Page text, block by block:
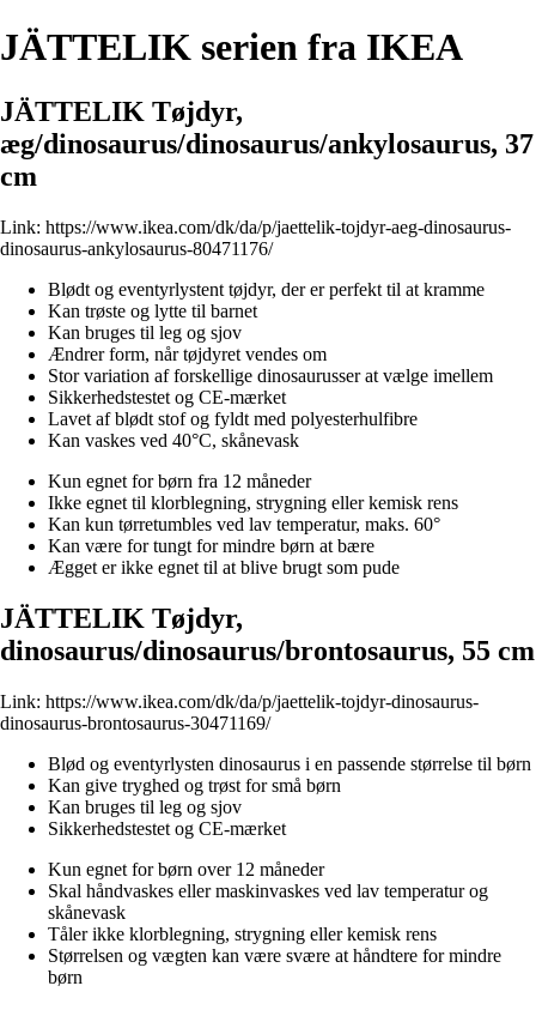
JÄTTELIK serien fra IKEA
JÄTTELIK Tøjdyr,
æg/dinosaurus/dinosaurus/ankylosaurus, 37
cm
Link: https://www.ikea.com/dk/da/p/jaettelik-tojdyr-aeg-dinosaurus-
dinosaurus-ankylosaurus-80471176/
Blødt og eventyrlystent tøjdyr, der er perfekt til at kramme
Kan trøste og lytte til barnet
Kan bruges til leg og sjov
Ændrer form, når tøjdyret vendes om
Stor variation af forskellige dinosaurusser at vælge imellem
Sikkerhedstestet og CE-mærket
Lavet af blødt stof og fyldt med polyesterhulfibre
Kan vaskes ved 40°C, skånevask
Kun egnet for børn fra 12 måneder
Ikke egnet til klorblegning, strygning eller kemisk rens
Kan kun tørretumbles ved lav temperatur, maks. 60°
Kan være for tungt for mindre børn at bære
Ægget er ikke egnet til at blive brugt som pude
JÄTTELIK Tøjdyr,
dinosaurus/dinosaurus/brontosaurus, 55 cm
Link: https://www.ikea.com/dk/da/p/jaettelik-tojdyr-dinosaurus-
dinosaurus-brontosaurus-30471169/
Blød og eventyrlysten dinosaurus i en passende størrelse til børn
Kan give tryghed og trøst for små børn
Kan bruges til leg og sjov
Sikkerhedstestet og CE-mærket
Kun egnet for børn over 12 måneder
Skal håndvaskes eller maskinvaskes ved lav temperatur og
skånevask
Tåler ikke klorblegning, strygning eller kemisk rens
Størrelsen og vægten kan være svære at håndtere for mindre
børn